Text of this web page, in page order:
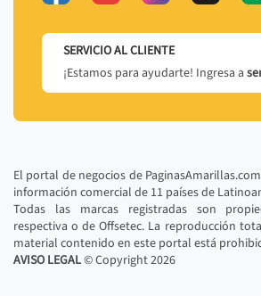
SERVICIO AL CLIENTE
¡Estamos para ayudarte! Ingresa a
El portal de negocios de
información comercial de 11 países de
Todas las marcas registradas son
respectiva o de Offsetec. La reproducción
material contenido en este portal está
AVISO LEGAL© Copyright2026